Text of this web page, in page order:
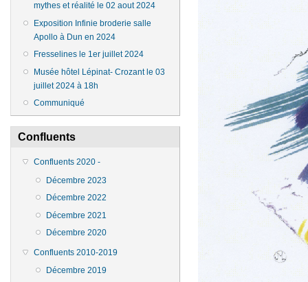
mythes et réalité le 02 aout 2024
Exposition Infinie broderie salle
Apollo à Dun en 2024
Fresselines le 1er juillet 2024
Musée hôtel Lépinat- Crozant le 03
juillet 2024 à 18h
Communiqué
Confluents
Confluents 2020 -
Décembre 2023
Décembre 2022
Décembre 2021
Décembre 2020
Confluents 2010-2019
Décembre 2019